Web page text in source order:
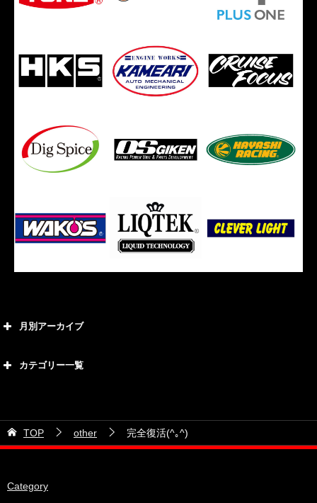
月別アーカイブ
2026年5月
2026年4月
2026年2月
カテゴリー一覧
21号車
28号車
TOP other 完全復活(^｡^)
Category